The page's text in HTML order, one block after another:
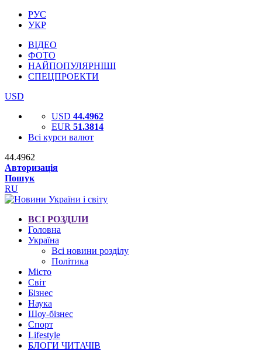
РУС
УКР
ВІДЕО
ФОТО
НАЙПОПУЛЯРНІШІ
СПЕЦПРОЕКТИ
USD
USD 44.4962
EUR 51.3814
Всі курси валют
44.4962
Авторизація
Пошук
RU
ВСІ РОЗДІЛИ
Головна
Україна
Всі новини розділу
Політика
Місто
Світ
Бізнес
Наука
Шоу-бізнес
Спорт
Lifestyle
БЛОГИ ЧИТАЧІВ